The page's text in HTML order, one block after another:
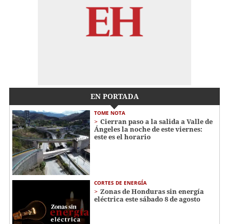
EN PORTADA
TOME NOTA
Cierran paso a la salida a Valle de
Ángeles la noche de este viernes:
este es el horario
CORTES DE ENERGÍA
Zonas de Honduras sin energía
eléctrica este sábado 8 de agosto